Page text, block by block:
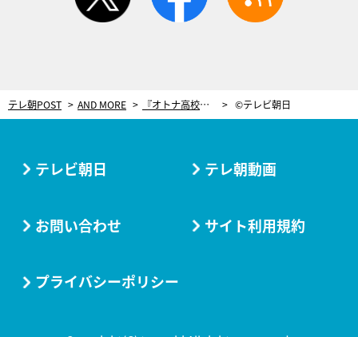
テレ朝POST AND MORE 『オトナ高校』の“その後”描くスピンオフ、AbemaTVで配信！国家テロに立ち向かう⁈ ©テレビ朝日
テレビ朝日 テレ朝動画
お問い合わせ サイト利用規約
プライバシーポリシー